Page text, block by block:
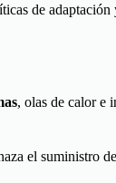
de
, olas de calor e
el suministro